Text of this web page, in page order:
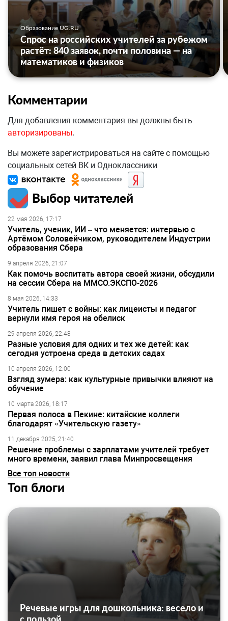
Образование UG.RU
Спрос на российских учителей за рубежом
растёт: 840 заявок, почти половина — на
математиков и физиков
Комментарии
Для добавления комментария вы должны быть
авторизированы.
Вы можете зарегистрироваться на сайте с помощью
социальных сетей ВК и Одноклассники
Выбор читателей
22 мая 2026, 17:17
Учитель, ученик, ИИ – что меняется: интервью с
Артёмом Соловейчиком, руководителем Индустрии
образования Сбера
9 апреля 2026, 21:07
Как помочь воспитать автора своей жизни, обсудили
на сессии Сбера на ММСО.ЭКСПО-2026
8 мая 2026, 14:33
Учитель пишет с войны: как лицеисты и педагог
вернули имя героя на обелиск
29 апреля 2026, 22:48
Разные условия для одних и тех же детей: как
сегодня устроена среда в детских садах
10 апреля 2026, 12:00
Взгляд зумера: как культурные привычки влияют на
обучение
10 марта 2026, 18:17
Первая полоса в Пекине: китайские коллеги
благодарят «Учительскую газету»
11 декабря 2025, 21:40
Решение проблемы с зарплатами учителей требует
много времени, заявил глава Минпросвещения
Все топ новости
Топ блоги
Речевые игры для дошкольника: весело и